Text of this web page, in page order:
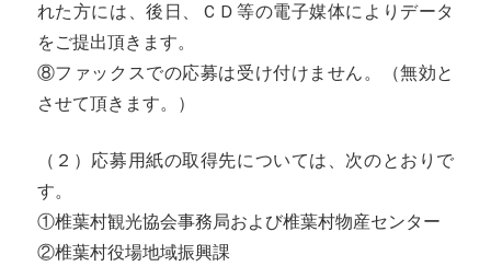
れた方には、後日、ＣＤ等の電子媒体によりデータ
をご提出頂きます。
⑧ファックスでの応募は受け付けません。（無効と
させて頂きます。）
（２）応募用紙の取得先については、次のとおりで
す。
①椎葉村観光協会事務局および椎葉村物産センター
②椎葉村役場地域振興課